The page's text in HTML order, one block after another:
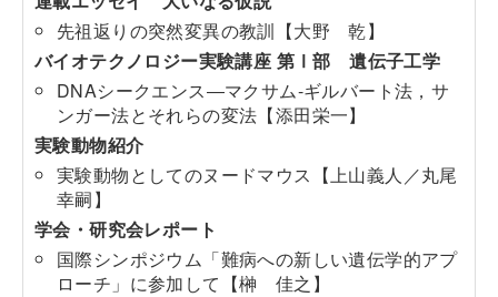
先祖返りの突然変異の教訓【大野 乾】
バイオテクノロジー実験講座 第Ⅰ部 遺伝子工学
DNAシークエンス―マクサム-ギルバート法，サ
ンガー法とそれらの変法【添田栄一】
実験動物紹介
実験動物としてのヌードマウス【上山義人／丸尾
幸嗣】
学会・研究会レポート
国際シンポジウム「難病への新しい遺伝学的アプ
ローチ」に参加して【榊 佳之】